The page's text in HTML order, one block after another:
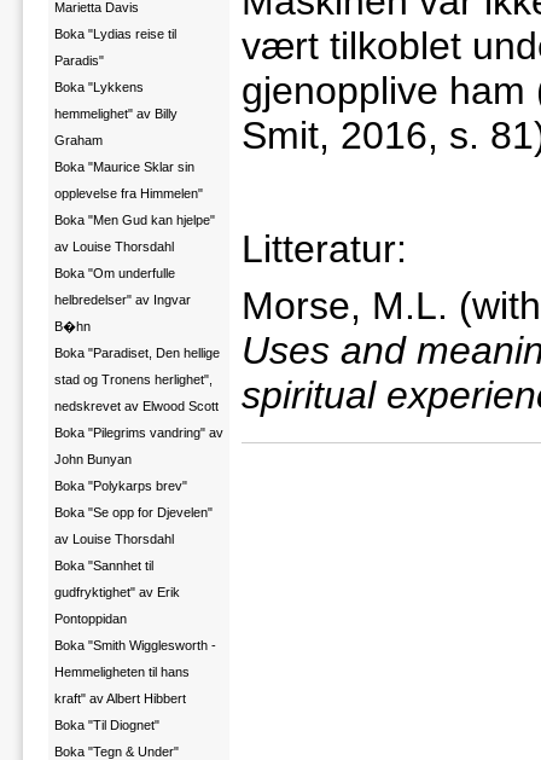
Marietta Davis
Boka "Lydias reise til
Paradis"
Boka "Lykkens
hemmelighet" av Billy
Graham
Boka "Maurice Sklar sin
opplevelse fra Himmelen"
Boka "Men Gud kan hjelpe"
av Louise Thorsdahl
Boka "Om underfulle
helbredelser" av Ingvar
B�hn
Boka "Paradiset, Den hellige
stad og Tronens herlighet",
nedskrevet av Elwood Scott
Boka "Pilegrims vandring" av
John Bunyan
Boka "Polykarps brev"
Boka "Se opp for Djevelen"
av Louise Thorsdahl
Boka "Sannhet til
gudfryktighet" av Erik
Pontoppidan
Boka "Smith Wigglesworth -
Hemmeligheten til hans
kraft" av Albert Hibbert
Boka "Til Diognet"
Boka "Tegn & Under"
vært tilkoblet
gjenopplive ham
Smit, 2016, s.
Litteratur:
Morse, M.L.
Uses and
spiritual